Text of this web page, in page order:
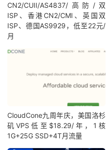
CN2/CUII/AS4837/高防/双
ISP、香港CN2/CMI、英国双
ISP、德国AS9929，低至22元/
月
CloudCone九周年庆，美国洛杉
矶VPS低至$18.29/年，1核
1G+25G SSD+4T月流量